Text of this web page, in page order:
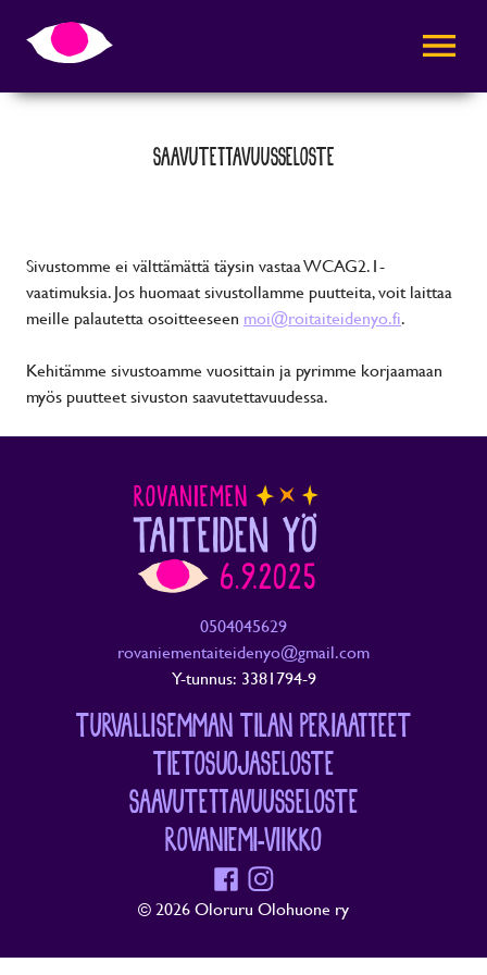
SAAVUTETTAVUUSSELOSTE
Sivustomme ei välttämättä täysin vastaa WCAG2.1-
vaatimuksia. Jos huomaat sivustollamme puutteita, voit laittaa
meille palautetta osoitteeseen moi@roitaiteidenyo.fi.
Kehitämme sivustoamme vuosittain ja pyrimme korjaamaan
myös puutteet sivuston saavutettavuudessa.
0504045629
rovaniementaiteidenyo@gmail.com
Y-tunnus: 3381794-9
TURVALLISEMMAN TILAN PERIAATTEET
TIETOSUOJASELOSTE
SAAVUTETTAVUUSSELOSTE
ROVANIEMI-VIIKKO
Facebook
© 2026 Oloruru Olohuone ry